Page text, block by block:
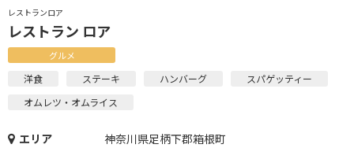
レストランロア
レストラン ロア
グルメ
洋食 ステーキ ハンバーグ
スパゲッティー
オムレツ・オムライス
エリア
神奈川県足柄下郡箱根町